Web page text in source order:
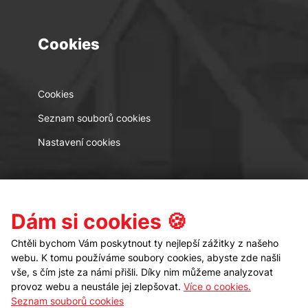
Cookies
Cookies
Seznam souborů cookies
Nastavení cookies
Kontakt Sledujte nás
Dám si cookies 🍪
Chtěli bychom Vám poskytnout ty nejlepší zážitky z našeho
webu. K tomu používáme soubory cookies, abyste zde našli
vše, s čím jste za námi přišli. Díky nim můžeme analyzovat
provoz webu a neustále jej zlepšovat. Více o cookies.
Seznam souborů cookies